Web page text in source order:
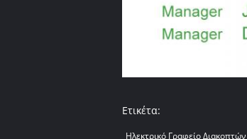
Ετικέτα:
Ηλεκτρικό Γραφείο Διακοπτών